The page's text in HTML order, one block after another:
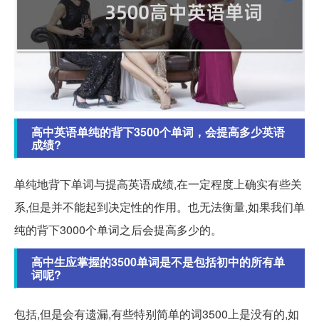
高中英语单纯的背下3500个单词，会提高多少英语
成绩?
单纯地背下单词与提高英语成绩,在一定程度上确实有些关
系,但是并不能起到决定性的作用。也无法衡量,如果我们单
纯的背下3000个单词之后会提高多少的。
高中生应掌握的3500单词是不是包括初中的所有单
词呢?
包括,但是会有遗漏,有些特别简单的词3500上是没有的,如